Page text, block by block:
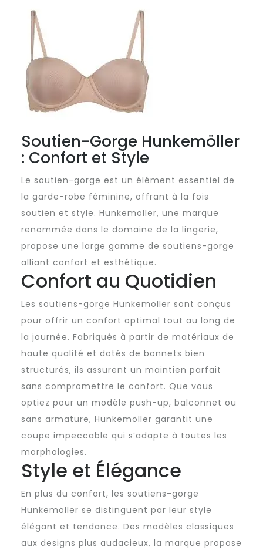
Soutien-Gorge Hunkemöller
: Confort et Style
Le soutien-gorge est un élément essentiel de
la garde-robe féminine, offrant à la fois
soutien et style. Hunkemöller, une marque
renommée dans le domaine de la lingerie,
propose une large gamme de soutiens-gorge
alliant confort et esthétique.
Confort au Quotidien
Les soutiens-gorge Hunkemöller sont conçus
pour offrir un confort optimal tout au long de
la journée. Fabriqués à partir de matériaux de
haute qualité et dotés de bonnets bien
structurés, ils assurent un maintien parfait
sans compromettre le confort. Que vous
optiez pour un modèle push-up, balconnet ou
sans armature, Hunkemöller garantit une
coupe impeccable qui s’adapte à toutes les
morphologies.
Style et Élégance
En plus du confort, les soutiens-gorge
Hunkemöller se distinguent par leur style
élégant et tendance. Des modèles classiques
aux designs plus audacieux, la marque propose